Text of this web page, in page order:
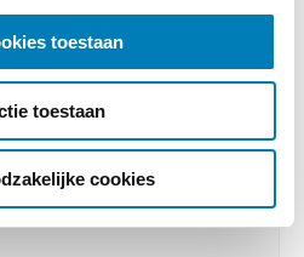
toestaan
toestaan
cookies
verleden niet